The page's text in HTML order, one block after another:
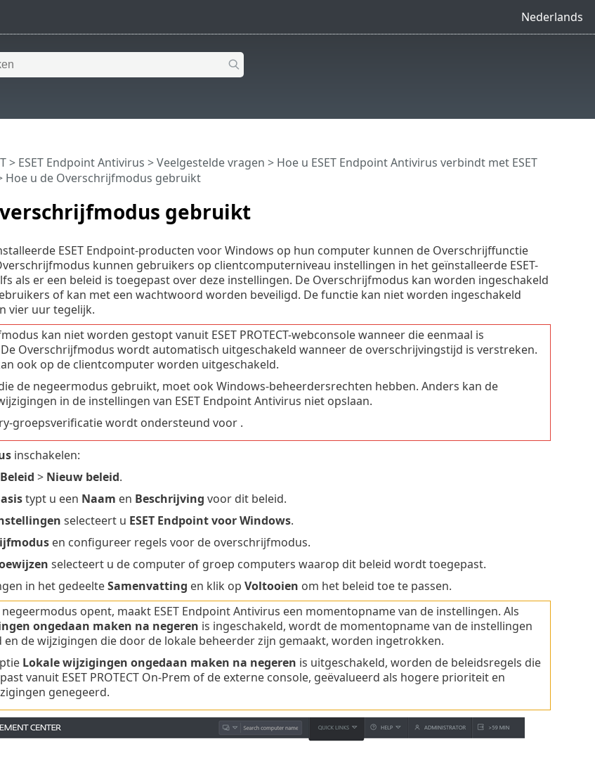
Nederlands
gebruikt
> ESET Endpoint Antivirus >Veelgestelde vragen > Hoe u ESET Endpoint Antivirus verbindt met ESET
Hoe u de Overschrijfmodus gebruikt
ESET Endpoint-producten voor Windows op hun computer kunnen de Overschrijffunctie
kunnen gebruikers op clientcomputerniveau instellingen in het geïnstalleerde ESET-
als er een beleid is toegepast over deze instellingen. De Overschrijfmodus kan worden ingeschakeld
of kan met een wachtwoord worden beveiligd. De functie kan niet worden ingeschakeld
vier uur tegelijk.
kan niet worden gestopt vanuit ESET PROTECT-webconsole wanneer die eenmaal is
Overschrijfmodus wordt automatisch uitgeschakeld wanneer de overschrijvingstijd is verstreken.
ook op de clientcomputer worden uitgeschakeld.
de negeermodus gebruikt, moet ook Windows-beheerdersrechten hebben. Anders kan de
in de instellingen van ESET Endpoint Antivirus niet opslaan.
groepsverificatie wordt ondersteund voor .
inschakelen:
Beleid > Nieuw beleid.
typt u een Naam en Beschrijving voor dit beleid.
selecteert u ESET Endpoint voor Windows.
en configureer regels voor de overschrijfmodus.
selecteert u de computer of groep computers waarop dit beleid wordt toegepast.
in het gedeelteSamenvatting en klik op Voltooien om het beleid toe te passen.
opent, maakt ESET Endpoint Antivirus een momentopname van de instellingen. Als
ongedaan maken na negeren is ingeschakeld, wordt de momentopname van de instellingen
de wijzigingen die door de lokale beheerder zijn gemaakt, worden ingetrokken.
Lokale wijzigingen ongedaan maken na negeren is uitgeschakeld, worden de beleidsregels die
vanuit ESET PROTECT On-Prem of de externe console, geëvalueerd als hogere prioriteit en
genegeerd.